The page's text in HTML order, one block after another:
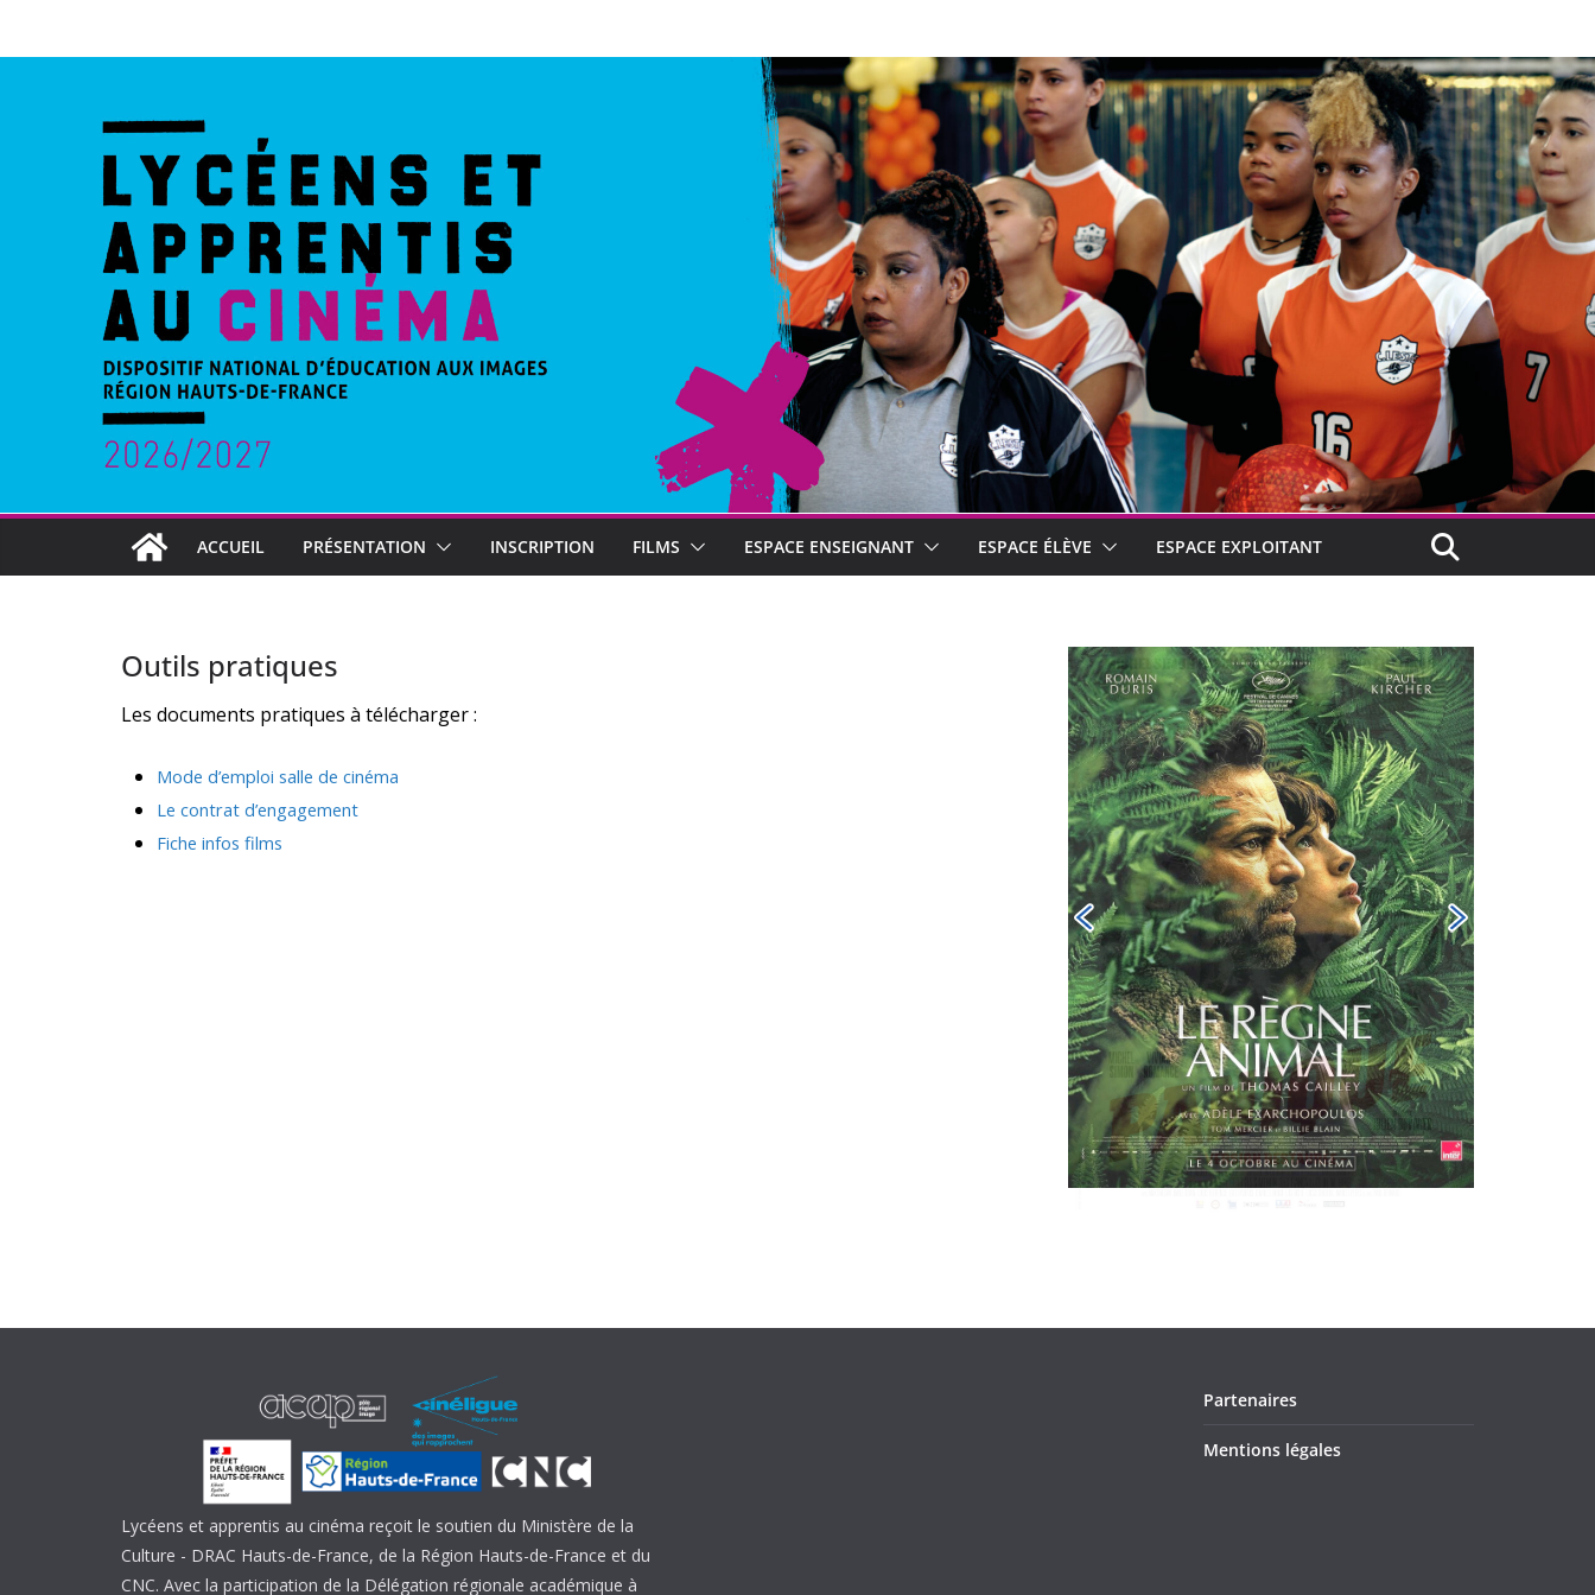
ACCUEIL PRÉSENTATION INSCRIPTION FILMS ESPACE ENSEIGNANT ESPACE ÉLÈVE ESPACE EXPLOITANT
Outils pratiques
Les documents pratiques à télécharger :
Mode d’emploi salle de cinéma
Le contrat d’engagement
Fiche infos films
Lycéens et apprentis au cinéma reçoit le soutien du Ministère de la
Culture - DRAC Hauts-de-France, de la Région Hauts-de-France et du
CNC. Avec la participation de la Délégation régionale académique à
Partenaires
Mentions légales